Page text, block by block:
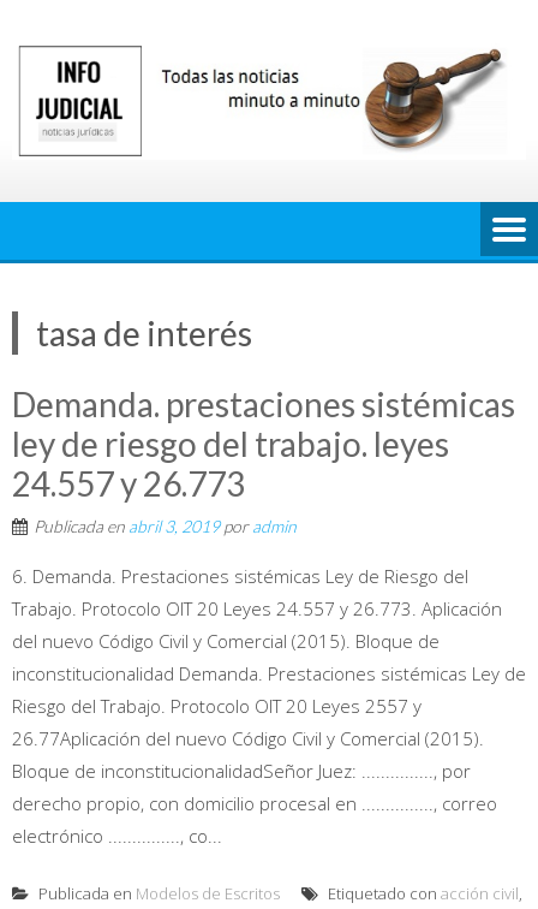
contenido
tasa de interés
Demanda. prestaciones sistémicas
ley de riesgo del trabajo. leyes
24.557 y 26.773
Publicada en abril 3, 2019poradmin
6. Demanda. Prestaciones sistémicas Ley de Riesgo del
Trabajo. Protocolo OIT 20 Leyes 24.557 y 26.773. Aplicación
del nuevo Código Civil y Comercial (2015). Bloque de
inconstitucionalidad Demanda. Prestaciones sistémicas Ley de
Riesgo del Trabajo. Protocolo OIT 20 Leyes 2557 y
26.77Aplicación del nuevo Código Civil y Comercial (2015).
Bloque de inconstitucionalidadSeñor Juez: ..............., por
derecho propio, con domicilio procesal en ..............., correo
electrónico ..............., co...
Publicada en Modelos de Escritos Etiquetado con acción civil,